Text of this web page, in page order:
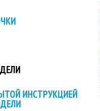
ИНСТРУКЦИЕЙ